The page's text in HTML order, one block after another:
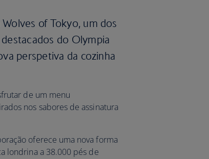
of Tokyo, um dos
do Olympia
perspetiva da cozinha
de um menu
nos sabores de assinatura
oferece uma nova forma
londrina a 38.000 pés de